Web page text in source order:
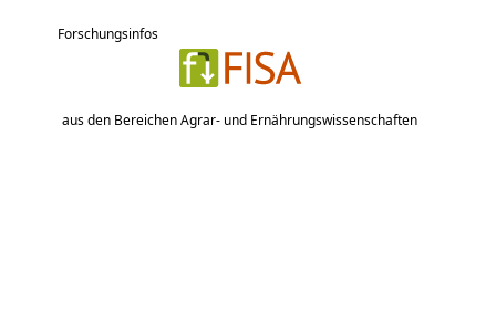
Forschungsinfos
aus den Bereichen Agrar- und Ernährungswissenschaften